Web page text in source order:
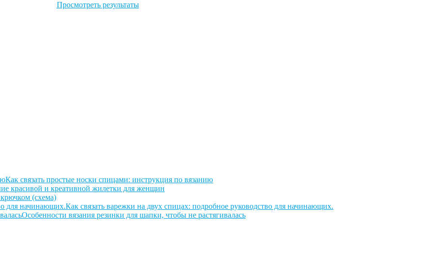
Просмотреть результаты
Как связать простые носки спицами: инструкция по вязанию
красивой и креативной жилетки для женщин
(схема)
Как связать варежки на двух спицах: подробное руководство для начинающих.
Особенности вязания резинки для шапки, чтобы не растягивалась